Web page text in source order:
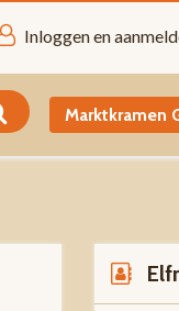
Inloggen en
Marktkramen